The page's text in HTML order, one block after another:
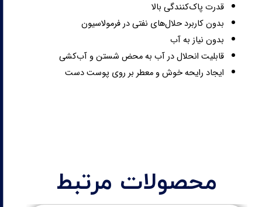
قدرت پاک‌کنندگی بالا
بدون کاربرد حلال‌های نفتی در فرمولاسیون
بدون نیاز به آب
قابلیت انحلال در آب به محض شستن و آب‌کشی
ایجاد رایحه خوش و معطر بر روی پوست دست
محصولات مرتبط